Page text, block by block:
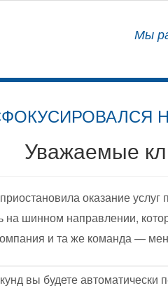
Мы
Уважаемые
оказание
шинном направлении,
и та же команда —
вы будете